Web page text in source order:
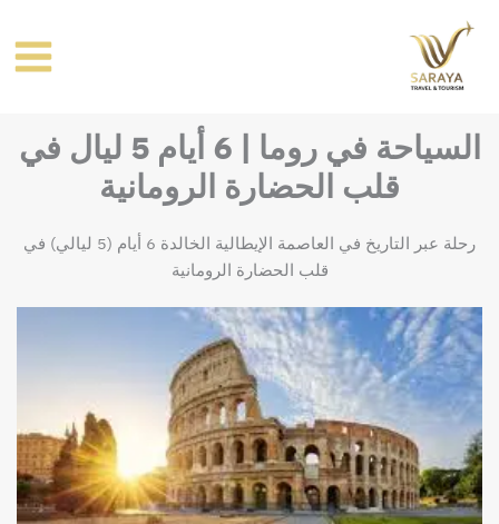
المحتوى
السياحة في روما | 6 أيام 5 ليال في
قلب الحضارة الرومانية
رحلة عبر التاريخ في العاصمة الإيطالية الخالدة 6 أيام (5 ليالي) في
قلب الحضارة الرومانية